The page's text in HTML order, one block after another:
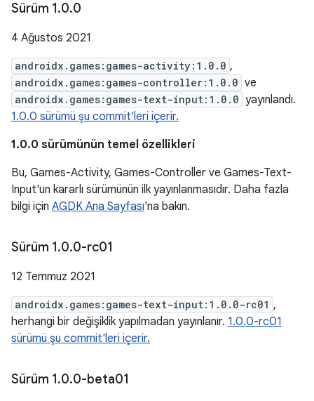
Sürüm 1.0.0
4 Ağustos 2021
androidx.games:games-activity:1.0.0 ,
androidx.games:games-controller:1.0.0 ve
androidx.games:games-text-input:1.0.0 yayınlandı.
1.0.0 sürümü şu commit'leri içerir.
1.0.0 sürümünün temel özellikleri
Bu, Games-Activity, Games-Controller ve Games-Text-
Input'un kararlı sürümünün ilk yayınlanmasıdır. Daha fazla
bilgi için AGDK Ana Sayfası'na bakın.
Sürüm 1.0.0-rc01
12 Temmuz 2021
androidx.games:games-text-input:1.0.0-rc01 ,
herhangi bir değişiklik yapılmadan yayınlanır. 1.0.0-rc01
sürümü şu commit'leri içerir.
Sürüm 1.0.0-beta01